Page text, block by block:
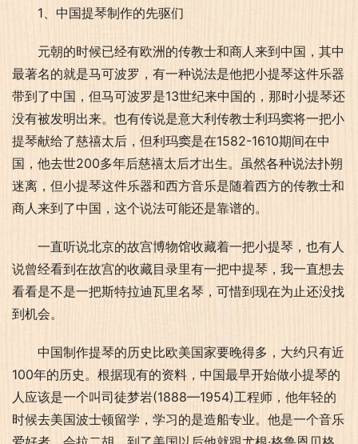
1、中国提琴制作的先驱们
元朝的时候已经有欧洲的传教士和商人来到中国，其中
最著名的就是马可波罗，有一种说法是他把小提琴这件乐器
带到了中国，但马可波罗是13世纪来中国的，那时小提琴还
没有被发明出来。也有传说是意大利传教士利玛窦将一把小
提琴献给了慈禧太后，但利玛窦是在1582-1610期间在中
国，他去世200多年后慈禧太后才出生。虽然各种说法扑朔
迷离，但小提琴这件乐器和西方音乐是随着西方的传教士和
商人来到了中国，这个说法可能还是靠谱的。
一直听说北京的故宫博物馆收藏着一把小提琴，也有人
说曾经看到在故宫的收藏目录里有一把中提琴，我一直想去
看看是不是一把斯特拉迪瓦里名琴，可惜到现在为止还没找
到机会。
中国制作提琴的历史比欧美国家要晚得多，大约只有近
100年的历史。根据现有的资料，中国最早开始做小提琴的
人应该是一个叫司徒梦岩(1888—1954)工程师，他年轻的
时候去美国波士顿留学，学习的是造船专业。他是一个音乐